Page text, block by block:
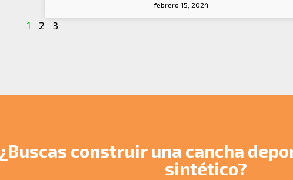
febrero 15, 2024
1 2 3
¿Buscas construir una cancha
sintético?